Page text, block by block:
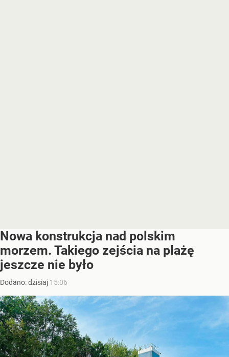
Nowa konstrukcja nad polskim
morzem. Takiego zejścia na plażę
jeszcze nie było
Dodano:dzisiaj 15:06